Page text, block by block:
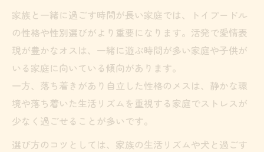
家族と一緒に過ごす時間が長い家庭では、トイプードル
の性格や性別選びがより重要になります。活発で愛情表
現が豊かなオスは、一緒に遊ぶ時間が多い家庭や子供が
いる家庭に向いている傾向があります。
一方、落ち着きがあり自立した性格のメスは、静かな環
境や落ち着いた生活リズムを重視する家庭でストレスが
少なく過ごせることが多いです。
選び方のコツとしては、家族の生活リズムや犬と過ごす